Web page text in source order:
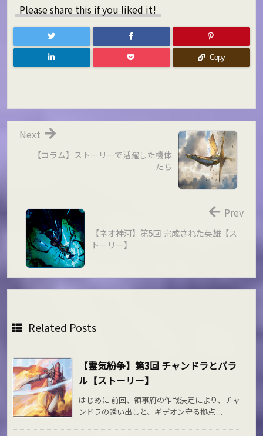
Please share this if you liked it!
Copy
【コラム】ストーリーで活躍した機体
たち
Next
【ネオ神河】第5回 完成された英雄【ス
トーリー】
Prev
Related Posts
【霊気紛争】第3回 チャンドラとバラ
ル【ストーリー】
はじめに 前回、領事府の作戦決定により、チャ
ンドラの誘い出しと、ギデオン守る拠点 ...